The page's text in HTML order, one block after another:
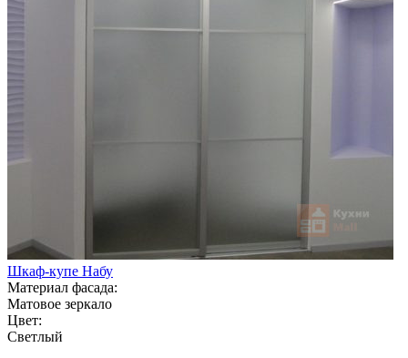
Шкаф-купе Набу
Материал фасада:
Матовое зеркало
Цвет:
Светлый